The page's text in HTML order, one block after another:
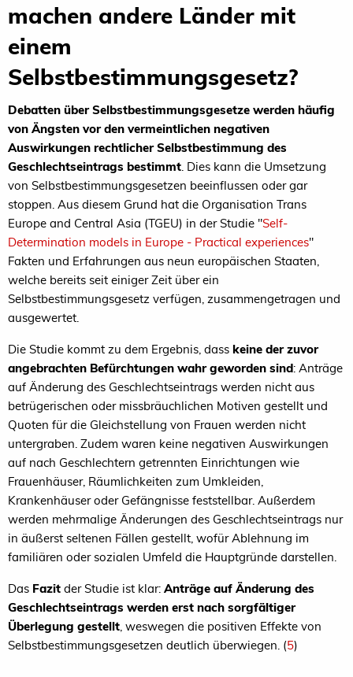
machen andere Länder mit
einem
Selbstbestimmungsgesetz?
Debatten über Selbstbestimmungsgesetze werden häufig
von Ängsten vor den vermeintlichen negativen
Auswirkungen rechtlicher Selbstbestimmung des
Geschlechtseintrags bestimmt. Dies kann die Umsetzung
von Selbstbestimmungsgesetzen beeinflussen oder gar
stoppen. Aus diesem Grund hat die Organisation Trans
Europe and Central Asia (TGEU) in der Studie "Self-
Determination models in Europe - Practical experiences"
Fakten und Erfahrungen aus neun europäischen Staaten,
welche bereits seit einiger Zeit über ein
Selbstbestimmungsgesetz verfügen, zusammengetragen und
ausgewertet.
Die Studie kommt zu dem Ergebnis, dass keine der zuvor
angebrachten Befürchtungen wahr geworden sind: Anträge
auf Änderung des Geschlechtseintrags werden nicht aus
betrügerischen oder missbräuchlichen Motiven gestellt und
Quoten für die Gleichstellung von Frauen werden nicht
untergraben. Zudem waren keine negativen Auswirkungen
auf nach Geschlechtern getrennten Einrichtungen wie
Frauenhäuser, Räumlichkeiten zum Umkleiden,
Krankenhäuser oder Gefängnisse feststellbar. Außerdem
werden mehrmalige Änderungen des Geschlechtseintrags nur
in äußerst seltenen Fällen gestellt, wofür Ablehnung im
familiären oder sozialen Umfeld die Hauptgründe darstellen.
Das Fazit der Studie ist klar: Anträge auf Änderung des
Geschlechtseintrags werden erst nach sorgfältiger
Überlegung gestellt, weswegen die positiven Effekte von
Selbstbestimmungsgesetzen deutlich überwiegen. (5)